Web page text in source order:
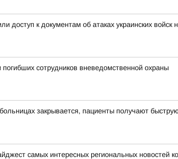
доступ к документам об атаках украинских
сотрудников вневедомственной охраны
закрывается, пациенты получают
самых интересных региональных новостей